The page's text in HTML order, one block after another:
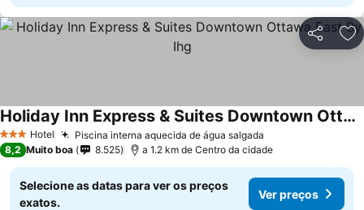
Partilhar
3 EstrelasHotel Piscina interna aquecida de água salgada
Holiday Inn Express & Suites Downtown Ottawa East By Ihg
8,2 Muito boa 8.525 a 1.2 km de Centro da cidade
Selecione as datas para ver os preços
exatos.
Ver preços